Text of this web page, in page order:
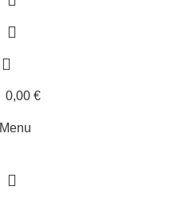
0,00 €
Menu